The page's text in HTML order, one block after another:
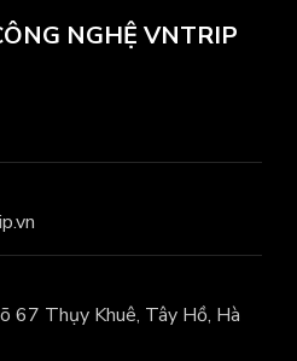
NGHỆ VNTRIP
67 Thụy Khuê, Tây Hồ, Hà